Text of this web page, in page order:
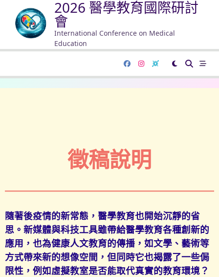
2026 醫學教育國際研討
會
International Conference on Medical
Education
徵稿說明
隨著後疫情的新常態，醫學教育也開始沉靜的省
思。新媒體與科技工具雖帶給醫學教育各種創新的
應用，也為健康人文教育的傳播，如文學、藝術等
方式帶來新的想像空間，但同時它也揭露了一些侷
限性，例如虛擬教室是否能取代真實的教育環境？